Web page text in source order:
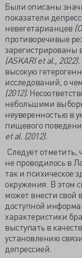
Были описаны
показатели
невегетарианцев
противоречивые
зарегистрированы
(ASKARI et al., 2022).
высокую
исследований, о
(2012).
небольшими
неуверенностью в
пищевого
et al. (2012).
Следует отметить,
не проводилось в
так и психическое
окружения. В этом
может внести свой
доступной
характеристики
выступать в
установлению
депрессией.